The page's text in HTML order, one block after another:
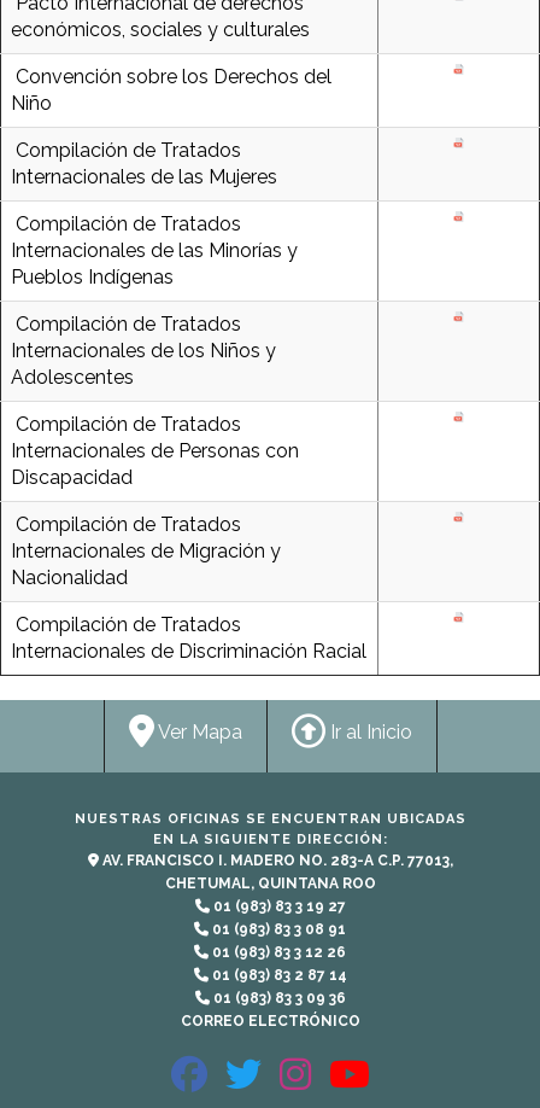
económicos, sociales y culturales
Convención sobre los Derechos del
Niño
Compilación de Tratados
Internacionales de las Mujeres
Compilación de Tratados
Internacionales de las Minorías y
Pueblos Indígenas
Compilación de Tratados
Internacionales de los Niños y
Adolescentes
Compilación de Tratados
Internacionales de Personas con
Discapacidad
Compilación de Tratados
Internacionales de Migración y
Nacionalidad
Compilación de Tratados
Internacionales de Discriminación Racial
Ver Mapa Ir al Inicio
NUESTRAS OFICINAS SE ENCUENTRAN UBICADAS
EN LA SIGUIENTE DIRECCIÓN:
AV. FRANCISCO I. MADERO NO. 283-A C.P. 77013,
CHETUMAL, QUINTANA ROO
01 (983) 83 3 19 27
01 (983) 83 3 08 91
01 (983) 83 3 12 26
01 (983) 83 2 87 14
01 (983) 83 3 09 36
CORREO ELECTRÓNICO